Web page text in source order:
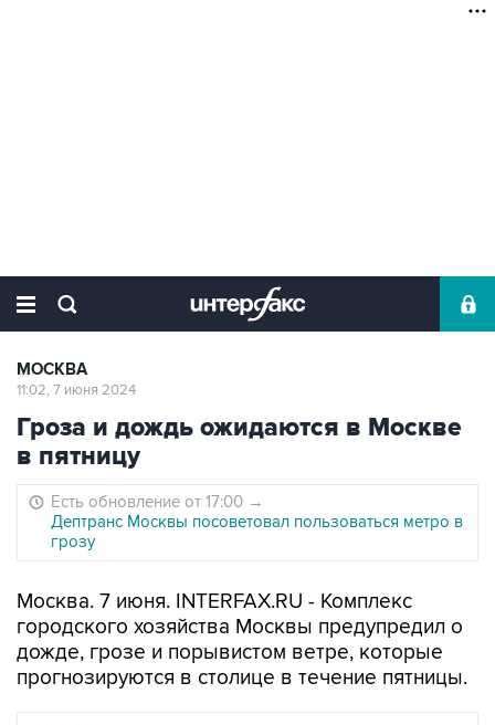
МОСКВА
11:02, 7 июня 2024
Гроза и дождь ожидаются в Москве
в пятницу
Есть обновление от 17:00 →
Дептранс Москвы посоветовал пользоваться метро в
грозу
Москва. 7 июня. INTERFAX.RU - Комплекс
городского хозяйства Москвы предупредил о
дожде, грозе и порывистом ветре, которые
прогнозируются в столице в течение пятницы.